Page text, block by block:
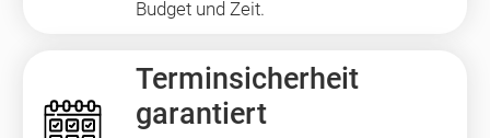
Budget und Zeit.
Terminsicherheit
garantiert